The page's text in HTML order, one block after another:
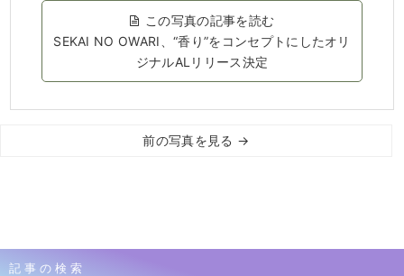
この写真の記事を読む
SEKAI NO OWARI、“香り”をコンセプトにしたオリ
ジナルALリリース決定
前の写真を見る →
記事の検索